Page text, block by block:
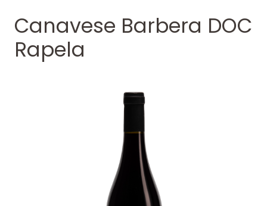
Canavese Barbera DOC
Rapela